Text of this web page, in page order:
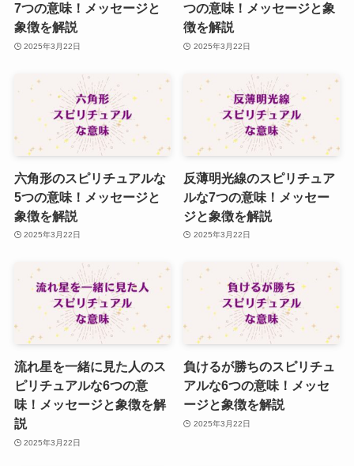
7つの意味！メッセージと
象徴を解説
2025年3月22日
つの意味！メッセージと象
徴を解説
2025年3月22日
六角形のスピリチュアルな
5つの意味！メッセージと
象徴を解説
2025年3月22日
反薄明光線のスピリチュア
ルな7つの意味！メッセー
ジと象徴を解説
2025年3月22日
流れ星を一緒に見た人のス
ピリチュアルな6つの意
味！メッセージと象徴を解
説
2025年3月22日
負けるが勝ちのスピリチュ
アルな6つの意味！メッセ
ージと象徴を解説
2025年3月22日